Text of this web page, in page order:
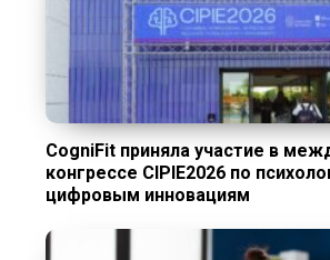
CogniFit приняла участие в
конгрессе CIPIE2026 по
цифровым инновациям